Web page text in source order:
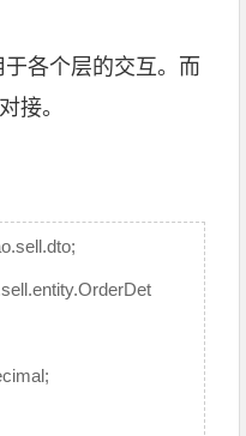
各个层的交互。而
接。